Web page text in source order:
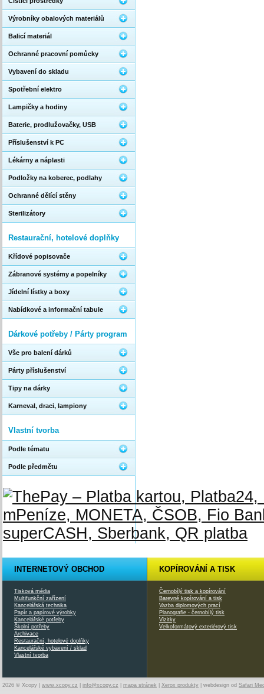
Výrobníky obalových materiálů
Balicí materiál
Ochranné pracovní pomůcky
Vybavení do skladu
Spotřební elektro
Lampičky a hodiny
Baterie, prodlužovačky, USB
Příslušenství k PC
Lékárny a náplasti
Podložky na koberec, podlahy
Ochranné dělící stěny
Sterilizátory
Restaurační, hotelové doplňky
Křídové popisovače
Zábranové systémy a popelníky
Jídelní lístky a boxy
Nabídkové a informační tabule
Dárkové potřeby / Párty program
Vše pro balení dárků
Párty příslušenství
Tipy na dárky
Karneval, draci, lampiony
Vlastní tvorba
Podle tématu
Podle předmětu
INTERNETOVÝ OBCHOD
Tisková média
Multifunkční zařízení
Kancelářská technika
Papír a papírové výrobky
Kancelářské potřeby
Školní potřeby
Archivace
Restaurační, hotelové doplňky
Kancelářské vybavení / sklad
Vlastní tvorba
KOPÍROVÁNÍ A TISK
Černobílý tisk a kopírování
Barevné kopírování a tisk
Vazba diplomových prací
Planografie - černobílý tisk
Vizitky
Velkoformátový exteriérový tisk
2026 © Xcopy | www.xcopy.cz info@xcopy.cz mapa stránek Xerox produkty | webdesign od Safari